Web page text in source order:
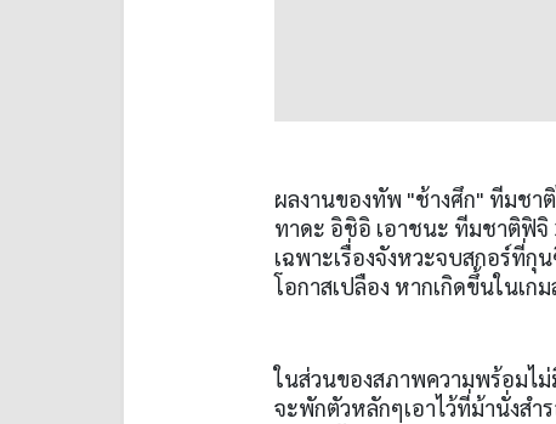
ผลงานของทัพ "ช้างศึก" ทีมชา
ทาดะ อิชิอิ เอาชนะ ทีมชาติฟิจิ
เฉพาะเรื่องจังหวะจบสกอร์ที่
โอกาสเปลือง หากเกิดขึ้นในเก
ในส่วนของสภาพความพร้อมไ
จะพักตัวหลักๆเอาไว้ที่ม้านั่งสำ